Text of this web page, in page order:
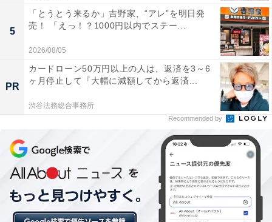
GABAN(R)のブラックペッパーで味変を
GABAN(R)のブラックペッパーが付いているので、これ
をピラフに振りかけると、ピリッと引き締まります。こ
の味変、おすすめ！
5
「とうとう来るか」吉野家、“アレ”を明日発
売！ 「えっ！？1000円以内でステー...
2026/08/05
PR
カードローン50万円以上の人は、返済を3～6
ヶ月停止して『大幅に減額してから返済...
渋谷法務総合事務所
Recommended by